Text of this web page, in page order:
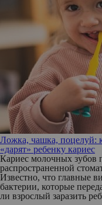
Ложка, чашка, поцелуй:
«дарят» ребенку кариес
Кариес молочных зубов
распространенной
Известно, что главные
бактерии, которые
ли взрослый заразить